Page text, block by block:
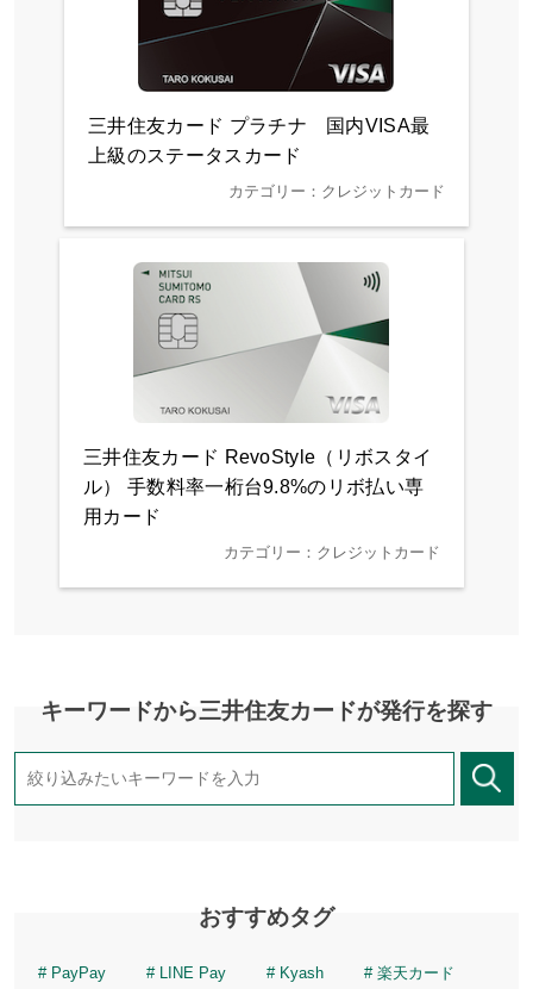
三井住友カード プラチナ 国内VISA最
上級のステータスカード
カテゴリー：クレジットカード
三井住友カード RevoStyle（リボスタイ
ル） 手数料率一桁台9.8%のリボ払い専
用カード
カテゴリー：クレジットカード
キーワードから三井住友カードが発行を探す
おすすめタグ
PayPay LINE Pay Kyash
楽天カード